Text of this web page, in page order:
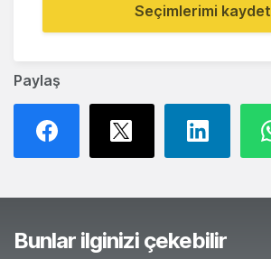
Paylaş
Seçimlerimi kaydet
Bunlar ilginizi çekebilir